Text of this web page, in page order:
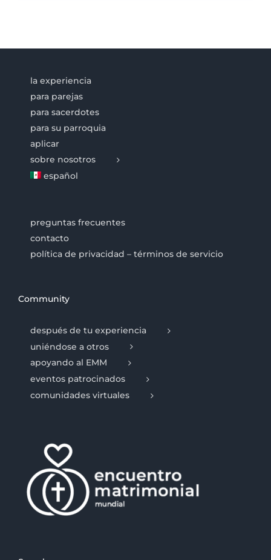
la experiencia
para parejas
para sacerdotes
para su parroquia
aplicar
sobre nosotros
español
preguntas frecuentes
contacto
política de privacidad – términos de servicio
Community
después de tu experiencia
uniéndose a otros
apoyando al EMM
eventos patrocinados
comunidades virtuales